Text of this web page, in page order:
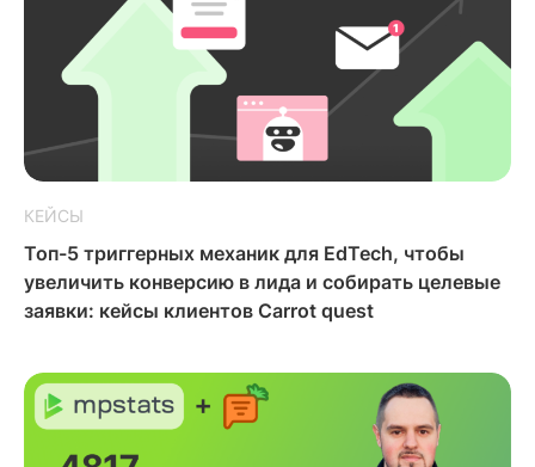
КЕЙСЫ
Топ-5 триггерных механик для EdTech, чтобы
увеличить конверсию в лида и собирать целевые
заявки: кейсы клиентов Carrot quest